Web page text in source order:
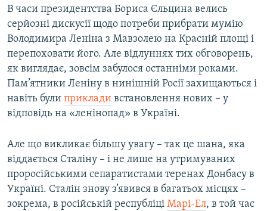
В часи президентства Бориса Єльцина велись
серйозні дискусії щодо потреби прибрати мумію
Володимира Леніна з Мавзолею на Красній площі і
перепоховати його. Але відлуннях тих обговорень,
як виглядає, зовсім забулося останніми роками.
Пам’ятники Леніну в нинішній Росії захищаються і
навіть були приклади встановлення нових – у
відповідь на «ленінопад» в Україні.
Але що викликає більшу увагу – так це шана, яка
віддається Сталіну – і не лише на утримуваних
проросійськими сепаратистами теренах Донбасу в
Україні. Сталін знову з’явився в багатьох місцях –
зокрема, в російській республіці Марі-Ел, в той час